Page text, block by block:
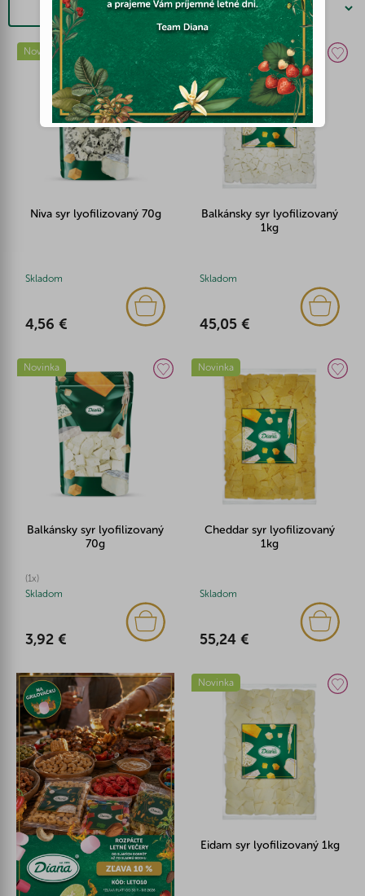
Filtrovať
Novinka
Niva syr lyofilizovaný 70g
Skladom
4,56 €
Novinka
Balkánsky syr lyofilizovaný
1kg
Skladom
45,05 €
Novinka
Balkánsky syr lyofilizovaný
70g
(1x)
Skladom
3,92 €
Novinka
Cheddar syr lyofilizovaný
1kg
Skladom
55,24 €
Novinka
Eidam syr lyofilizovaný 1kg